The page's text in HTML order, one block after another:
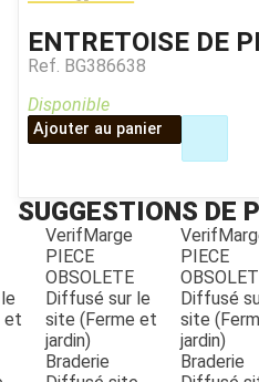
ENTRETOISE DE
Ref. BG386638
Disponible
Ajouter au panier
SUGGESTIONS DE
et
VerifMarge
PIECE
OBSOLETE
Diffusé sur le
site (Ferme et
jardin)
Braderie
PIECE
Diffusé
site
jardin)
Braderie